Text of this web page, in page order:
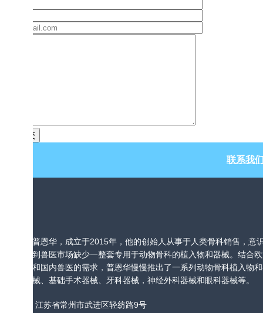
联系我
普恩华，成立于2015年，他的创始人从事于人类骨科销售，意
到兽医市场缺少一整套专用于动物骨科的植入物和器械。结合
和国内兽医的需求，普恩华慢慢推出了一系列动物骨科植入物
械、基础手术器械、牙科器械，神经外科器械和眼科器械等。
江苏省常州市武进区轻纺路9号